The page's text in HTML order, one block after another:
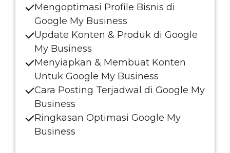
Mengoptimasi Profile Bisnis di
Google My Business
Update Konten & Produk di Google
My Business
Menyiapkan & Membuat Konten
Untuk Google My Business
Cara Posting Terjadwal di Google My
Business
Ringkasan Optimasi Google My
Business